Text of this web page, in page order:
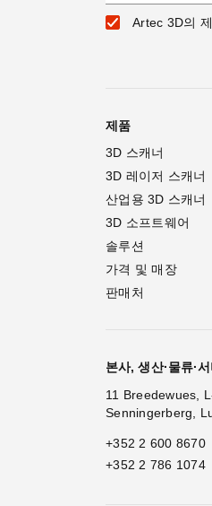
Artec 3D의
제품
3D 스캐너
3D 레이저 스캐너
산업용 3D 스캐너
3D 소프트웨어
솔루션
가격 및 매장
판매처
본사, 생산·물류·
11 Breedewues,
Senningerberg,
+352 2 600 8670
+352 2 786 1074